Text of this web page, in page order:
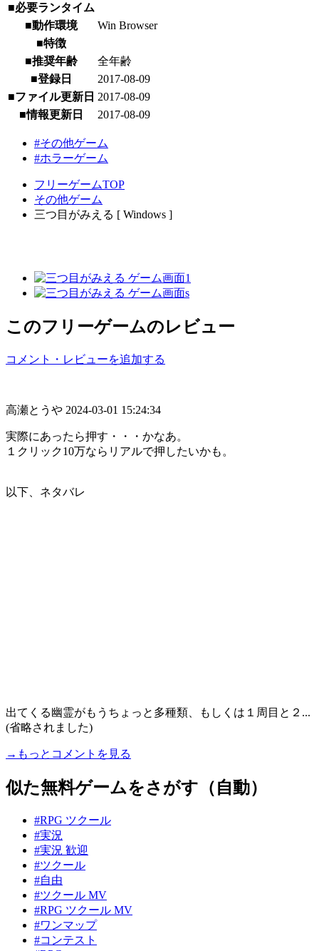
■必要ランタイム
■動作環境
Win Browser
■特徴
■推奨年齢
全年齢
■登録日
2017-08-09
■ファイル更新日 2017-08-09
■情報更新日
2017-08-09
#その他ゲーム
#ホラーゲーム
フリーゲームTOP
その他ゲーム
三つ目がみえる [ Windows ]
このフリーゲームのレビュー
コメント・レビューを追加する
高瀬とうや 2024-03-01 15:24:34
実際にあったら押す・・・かなあ。
１クリック10万ならリアルで押したいかも。
以下、ネタバレ
出てくる幽霊がもうちょっと多種類、もしくは１周目と２...
(省略されました)
→もっとコメントを見る
似た無料ゲームをさがす（自動）
#RPG ツクール
#実況
#実況 歓迎
#ツクール
#自由
#ツクール MV
#RPG ツクール MV
#ワンマップ
#コンテスト